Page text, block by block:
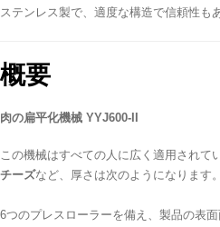
ステンレス製で、適度な構造で信頼性も
概要
肉の扁平化機械 YYJ600-II
この機械はすべての人に広く適用されて
チーズなど、厚さは次のようになります。
6つのプレスローラーを備え、製品の表